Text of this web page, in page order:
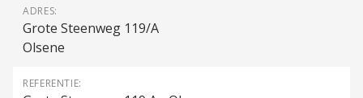
ADRES:
Grote Steenweg 119/A
Olsene
REFERENTIE: